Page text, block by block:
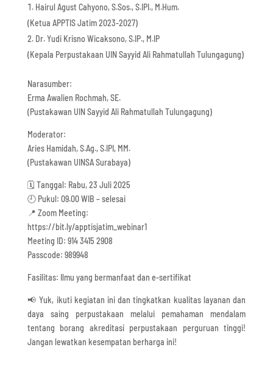
Hairul Agust Cahyono, S.Sos., S.IPI., M.Hum.
(Ketua APPTIS Jatim 2023-2027)
Dr. Yudi Krisno Wicaksono, S.IP., M.IP
(Kepala Perpustakaan UIN Sayyid Ali Rahmatullah Tulungagung)
Narasumber:
Erma Awalien Rochmah, SE.
(Pustakawan UIN Sayyid Ali Rahmatullah Tulungagung)
Moderator:
Aries Hamidah, S.Ag., S.IPI, MM.
(Pustakawan UINSA Surabaya)
🗓 Tanggal: Rabu, 23 Juli 2025
🕘 Pukul: 09.00 WIB – selesai
📍 Zoom Meeting:
https://bit.ly/apptisjatim_webinar1
Meeting ID: 914 3415 2908
Passcode: 989948
Fasilitas: Ilmu yang bermanfaat dan e-sertifikat
📢 Yuk, ikuti kegiatan ini dan tingkatkan kualitas layanan dan
daya saing perpustakaan melalui pemahaman mendalam
tentang borang akreditasi perpustakaan perguruan tinggi!
Jangan lewatkan kesempatan berharga ini!